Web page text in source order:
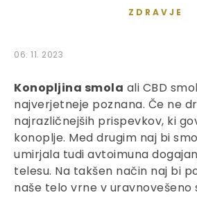
ZDRAVJE
06. 11. 2023
Konopljina smola ali CBD
najverjetneje poznana. Če ne
najrazličnejših prispevkov, ki
konoplje. Med drugim naj bi
umirjala tudi avtoimuna
telesu. Na takšen način naj bi
naše telo vrne v uravnovešeno